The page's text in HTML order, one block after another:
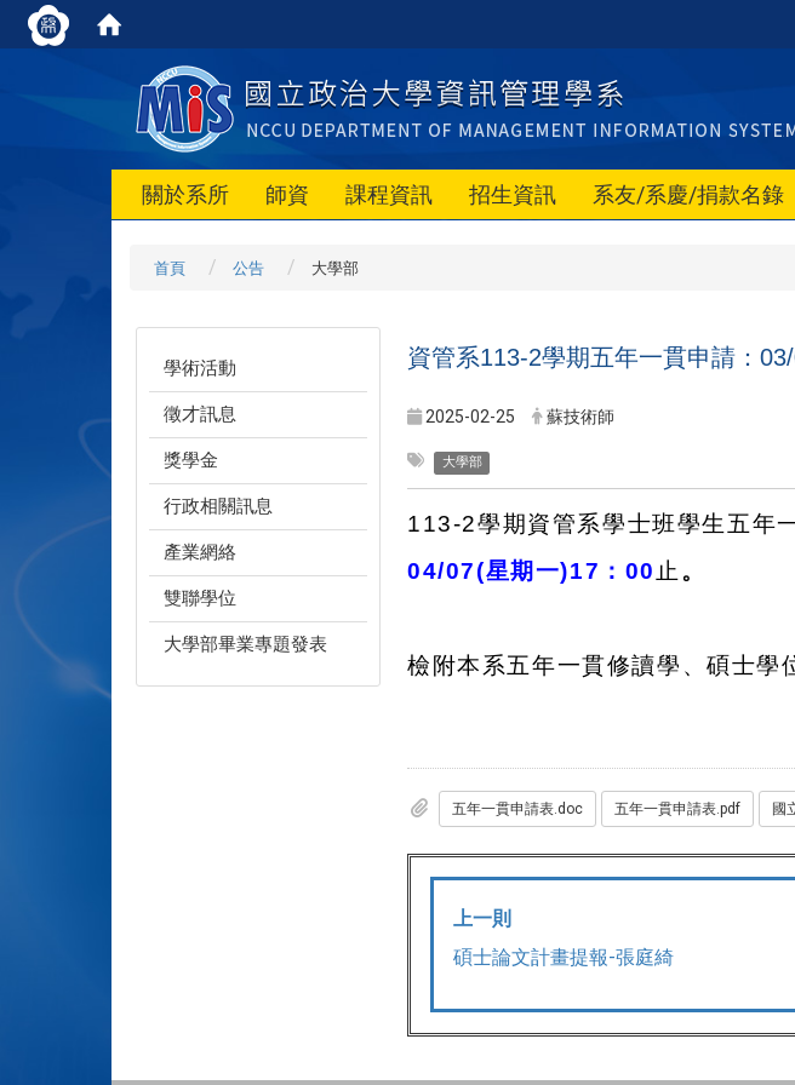
關於系所 師資 課程資訊 招生資訊 系友/系慶/捐款名錄
首頁 公告 大學部
學術活動
徵才訊息
獎學金
行政相關訊息
產業網絡
雙聯學位
大學部畢業專題發表
資管系113-2學期五年一貫申請：
2025-02-25 蘇技術師
大學部
113-2學期資管系學士班學生五年
04/07(星期一)17：00 止 。
檢附本系五年一貫修讀學、碩士學
五年一貫申請表.doc 五年一貫申請表.pdf
上一則
碩士論文計畫提報-張庭綺